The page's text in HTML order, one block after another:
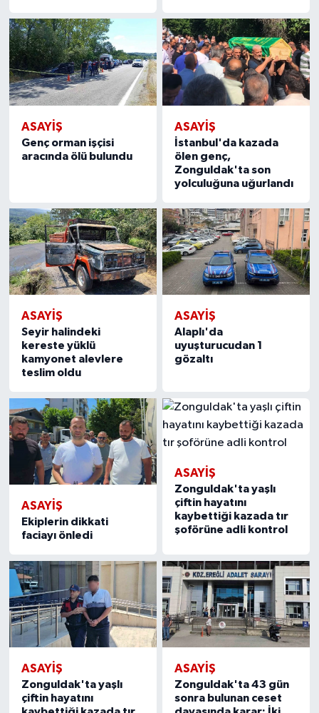
ASAYIŞ
Genç orman işçisi
aracında ölü bulundu
ASAYIŞ
İstanbul'da kazada
ölen genç,
Zonguldak'ta son
yolculuğuna uğurlandı
ASAYIŞ
Seyir halindeki
kereste yüklü
kamyonet alevlere
teslim oldu
ASAYIŞ
Alaplı'da
uyuşturucudan 1
gözaltı
ASAYIŞ
Ekiplerin dikkati
faciayı önledi
ASAYIŞ
Zonguldak'ta yaşlı
çiftin hayatını
kaybettiği kazada tır
şoförüne adli kontrol
ASAYIŞ
Zonguldak'ta yaşlı
çiftin hayatını
ASAYIŞ
Zonguldak'ta 43 gün
sonra bulunan ceset